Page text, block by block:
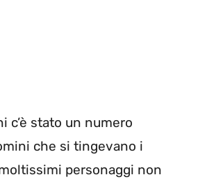
c’è stato un numero
che si tingevano i
personaggi non